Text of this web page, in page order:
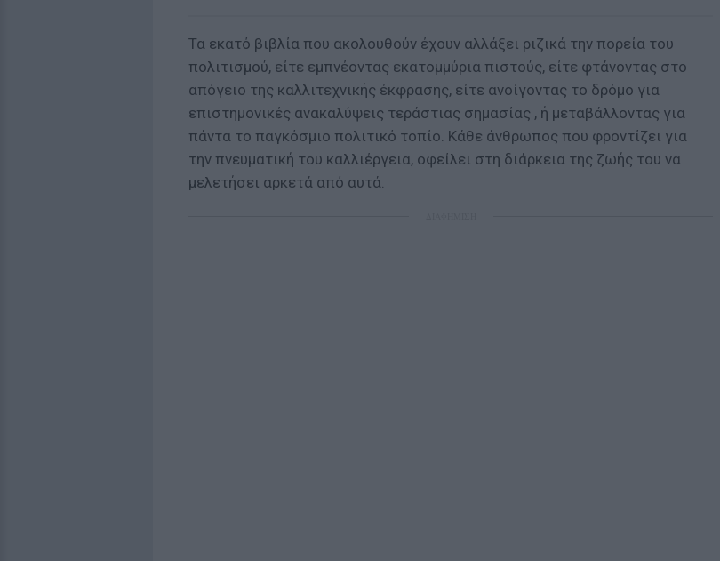
Τα εκατό βιβλία που ακολουθούν έχουν αλλάξει ριζικά την πορεία του
πολιτισμού, είτε εμπνέοντας εκατομμύρια πιστούς, είτε φτάνοντας στο
απόγειο της καλλιτεχνικής έκφρασης, είτε ανοίγοντας το δρόμο για
επιστημονικές ανακαλύψεις τεράστιας σημασίας , ή μεταβάλλοντας για
πάντα το παγκόσμιο πολιτικό τοπίο. Κάθε άνθρωπος που φροντίζει για
την πνευματική του καλλιέργεια, οφείλει στη διάρκεια της ζωής του να
μελετήσει αρκετά από αυτά.